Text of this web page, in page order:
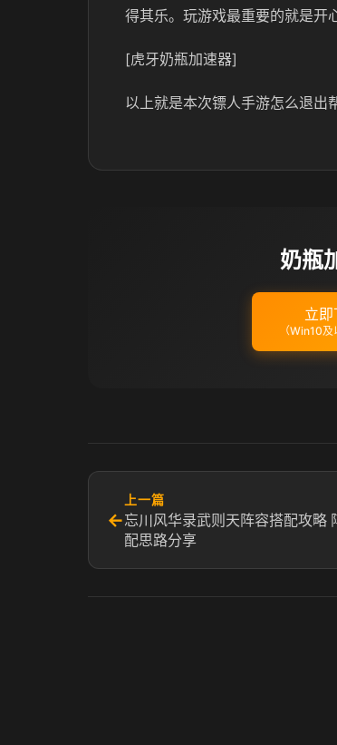
得其乐。玩游戏最重要的就是开
[虎牙奶瓶加速器]
以上就是本次镖人手游怎么退出
奶瓶
立
（Win10及
←
上一篇
忘川风华录武则天阵容搭配攻略
配思路分享